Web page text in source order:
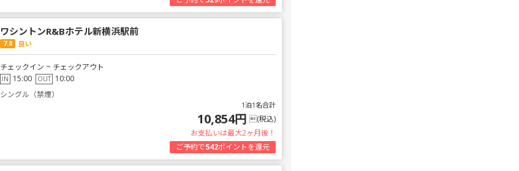
ワシントンR&Bホテル新横浜駅前
7.8 良い
チェックイン ~ チェックアウト
IN 15:00 OUT 10:00
シングル（禁煙）
1泊1名合計
10,854円 (税込)
お支払いは最大2ヶ月後！
ご予約で542ポイントを還元